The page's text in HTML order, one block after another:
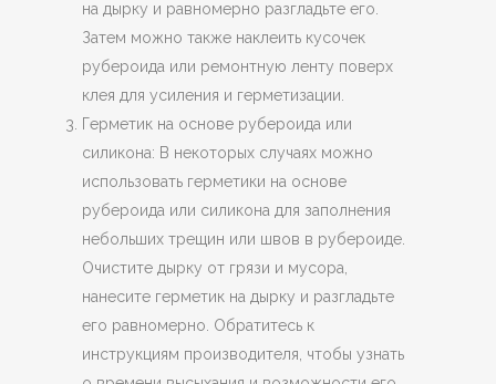
на дырку и равномерно разгладьте его.
Затем можно также наклеить кусочек
рубероида или ремонтную ленту поверх
клея для усиления и герметизации.
Герметик на основе рубероида или
силикона: В некоторых случаях можно
использовать герметики на основе
рубероида или силикона для заполнения
небольших трещин или швов в рубероиде.
Очистите дырку от грязи и мусора,
нанесите герметик на дырку и разгладьте
его равномерно. Обратитесь к
инструкциям производителя, чтобы узнать